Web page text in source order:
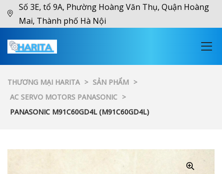
Số 3E, tổ 9A, Phường Hoàng Văn Thụ, Quận Hoàng
Mai, Thành phố Hà Nội
THƯƠNG MẠI HARITA > SẢN PHẨM >
AC SERVO MOTORS PANASONIC >
PANASONIC M91C60GD4L (M91C60GD4L)